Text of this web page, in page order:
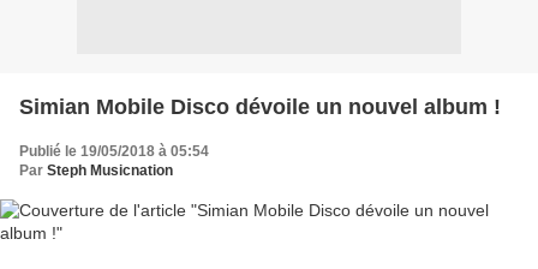
Simian Mobile Disco dévoile un nouvel album !
Publié le 19/05/2018 à 05:54
Par Steph Musicnation